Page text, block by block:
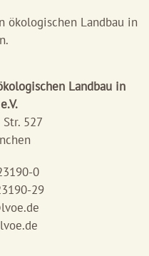
ökologischen Landbau in
Landbau in
527
0
29